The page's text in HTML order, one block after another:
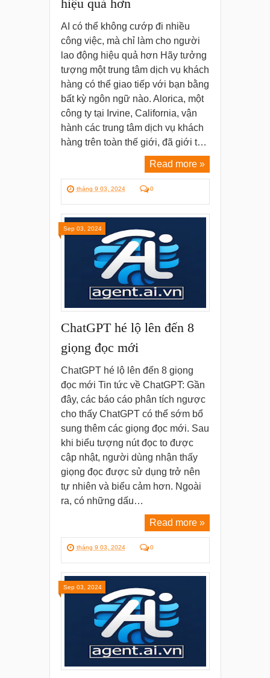
hiệu quả hơn
AI có thể không cướp đi nhiều
công việc, mà chỉ làm cho người
lao động hiệu quả hơn Hãy tưởng
tượng một trung tâm dịch vụ khách
hàng có thể giao tiếp với bạn bằng
bất kỳ ngôn ngữ nào. Alorica, một
công ty tại Irvine, California, vận
hành các trung tâm dịch vụ khách
hàng trên toàn thế giới, đã giới t…
Read more »
tháng 9 03, 2024 0
ChatGPT hé lộ lên đến 8
giọng đọc mới
ChatGPT hé lộ lên đến 8 giọng
đọc mới Tin tức về ChatGPT: Gần
đây, các báo cáo phân tích ngược
cho thấy ChatGPT có thể sớm bổ
sung thêm các giọng đọc mới. Sau
khi biểu tượng nút đọc to được
cập nhật, người dùng nhận thấy
giọng đọc được sử dụng trở nên
tự nhiên và biểu cảm hơn. Ngoài
ra, có những dấu…
Read more »
tháng 9 03, 2024 0
Sep 03, 2024
Sep 03, 2024